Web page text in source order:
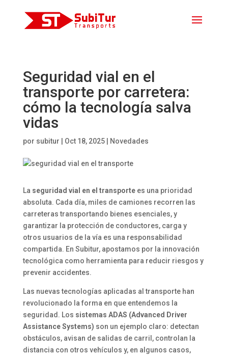
Seguridad vial en el
transporte por carretera:
cómo la tecnología salva
vidas
por subitur Oct 18, 2025| Novedades
La seguridad vial en el transportees una prioridad
absoluta. Cada día, miles de camiones recorren las
carreteras transportando bienes esenciales, y
garantizar la protección de conductores, carga y
otros usuarios de la vía es una responsabilidad
compartida. En Subitur, apostamos por la innovación
tecnológica como herramienta para reducir riesgos y
prevenir accidentes.
Las nuevas tecnologías aplicadas al transporte han
revolucionado la forma en que entendemos la
seguridad. Los sistemas ADAS (Advanced Driver
Assistance Systems) son un ejemplo claro: detectan
obstáculos, avisan de salidas de carril, controlan la
distancia con otros vehículos y, en algunos casos,